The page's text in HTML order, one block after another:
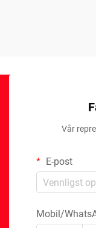
Vår
E-post
Mobil/